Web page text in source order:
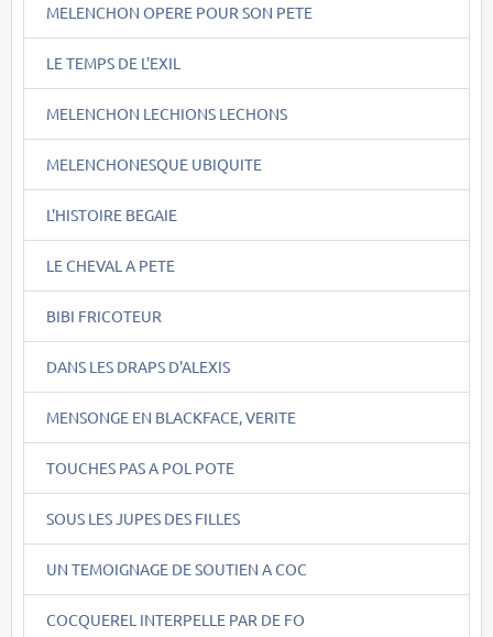
MELENCHON OPERE POUR SON PETE
LE TEMPS DE L'EXIL
MELENCHON LECHIONS LECHONS
MELENCHONESQUE UBIQUITE
L'HISTOIRE BEGAIE
LE CHEVAL A PETE
BIBI FRICOTEUR
DANS LES DRAPS D'ALEXIS
MENSONGE EN BLACKFACE, VERITE
TOUCHES PAS A POL POTE
SOUS LES JUPES DES FILLES
UN TEMOIGNAGE DE SOUTIEN A COC
COCQUEREL INTERPELLE PAR DE FO